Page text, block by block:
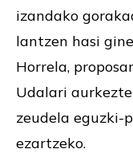
izandako
lantzen hasi
Horrela,
Udalari
zeudela eguzki-
ezartzeko.